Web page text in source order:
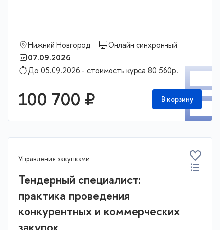
Нижний Новгород
Онлайн синхронный
07.09.2026
До 05.09.2026 - стоимость курса 80 560р.
100 700 ₽ В корзину
Управление закупками
Тендерный специалист:
практика проведения
конкурентных и коммерческих
закупок